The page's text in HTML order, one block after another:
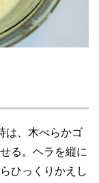
は、木べらかゴ
る。ヘラを縦に
ひっくりかえし